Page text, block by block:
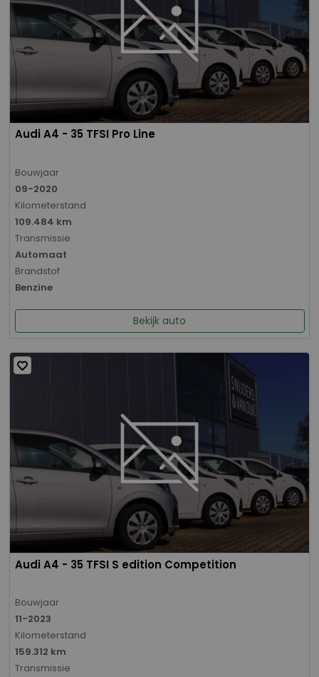
Audi A4 - 35 TFSI Pro Line
Bouwjaar
09-2020
Kilometerstand
109.484 km
Transmissie
Automaat
Brandstof
Benzine
Bekijk auto
Audi A4 - 35 TFSI S edition Competition
Bouwjaar
11-2023
Kilometerstand
159.312 km
Transmissie